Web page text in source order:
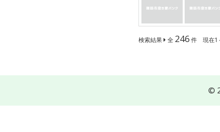
検索結果 全 246件 現在1
©